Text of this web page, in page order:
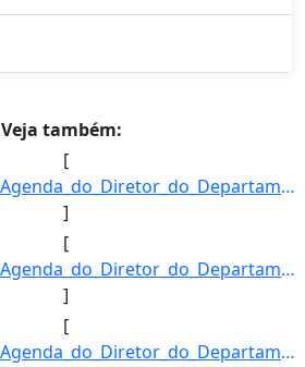
Veja também:
[
2: Titulo_da_Agenda-Agenda_do_Diretor_do_Departamento_de_Desenvolvimento_das_Cadeias_Produtivas_e_da_Pr]
]
[
3: Titulo_da_Agenda-Agenda_do_Diretor_do_Departamento_de_Desenvolvimento_das_Cadeias_Produtivas_e_da_Pr]
]
[
4: Titulo_da_Agenda-Agenda_do_Diretor_do_Departamento_de_Desenvolvimento_das_Cadeias_Produtivas_e_da_Pr]